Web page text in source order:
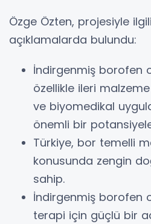
Özge Özten, projesiyle
açıklamalarda bulundu:
İndirgenmiş borofen
özellikle ileri
ve biyomedikal
önemli bir
Türkiye, bor temelli
konusunda zengin
sahip.
İndirgenmiş borofen
terapi için güçlü bir